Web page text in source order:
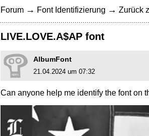
Forum → Font Identifizierung → Zurück
LIVE.LOVE.A$AP font
AlbumFont
21.04.2024 um 07:32
Can anyone help me identify the font on